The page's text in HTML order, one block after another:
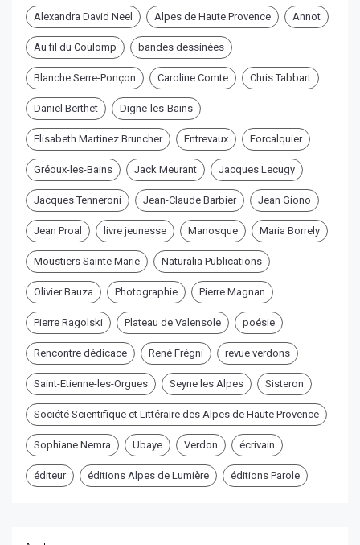
Alexandra David Neel Alpes de Haute Provence Annot
Au fil du Coulomp bandes dessinées
Blanche Serre-Ponçon Caroline Comte Chris Tabbart
Daniel Berthet Digne-les-Bains
Elisabeth Martinez Bruncher Entrevaux Forcalquier
Gréoux-les-Bains Jack Meurant Jacques Lecugy
Jacques Tenneroni Jean-Claude Barbier Jean Giono
Jean Proal livre jeunesse Manosque Maria Borrely
Moustiers Sainte Marie Naturalia Publications
Olivier Bauza Photographie Pierre Magnan
Pierre Ragolski Plateau de Valensole poésie
Rencontre dédicace René Frégni revue verdons
Saint-Etienne-les-Orgues Seyne les Alpes Sisteron
Société Scientifique et Littéraire des Alpes de Haute Provence
Sophiane Nemra Ubaye Verdon écrivain
éditeur éditions Alpes de Lumière éditions Parole